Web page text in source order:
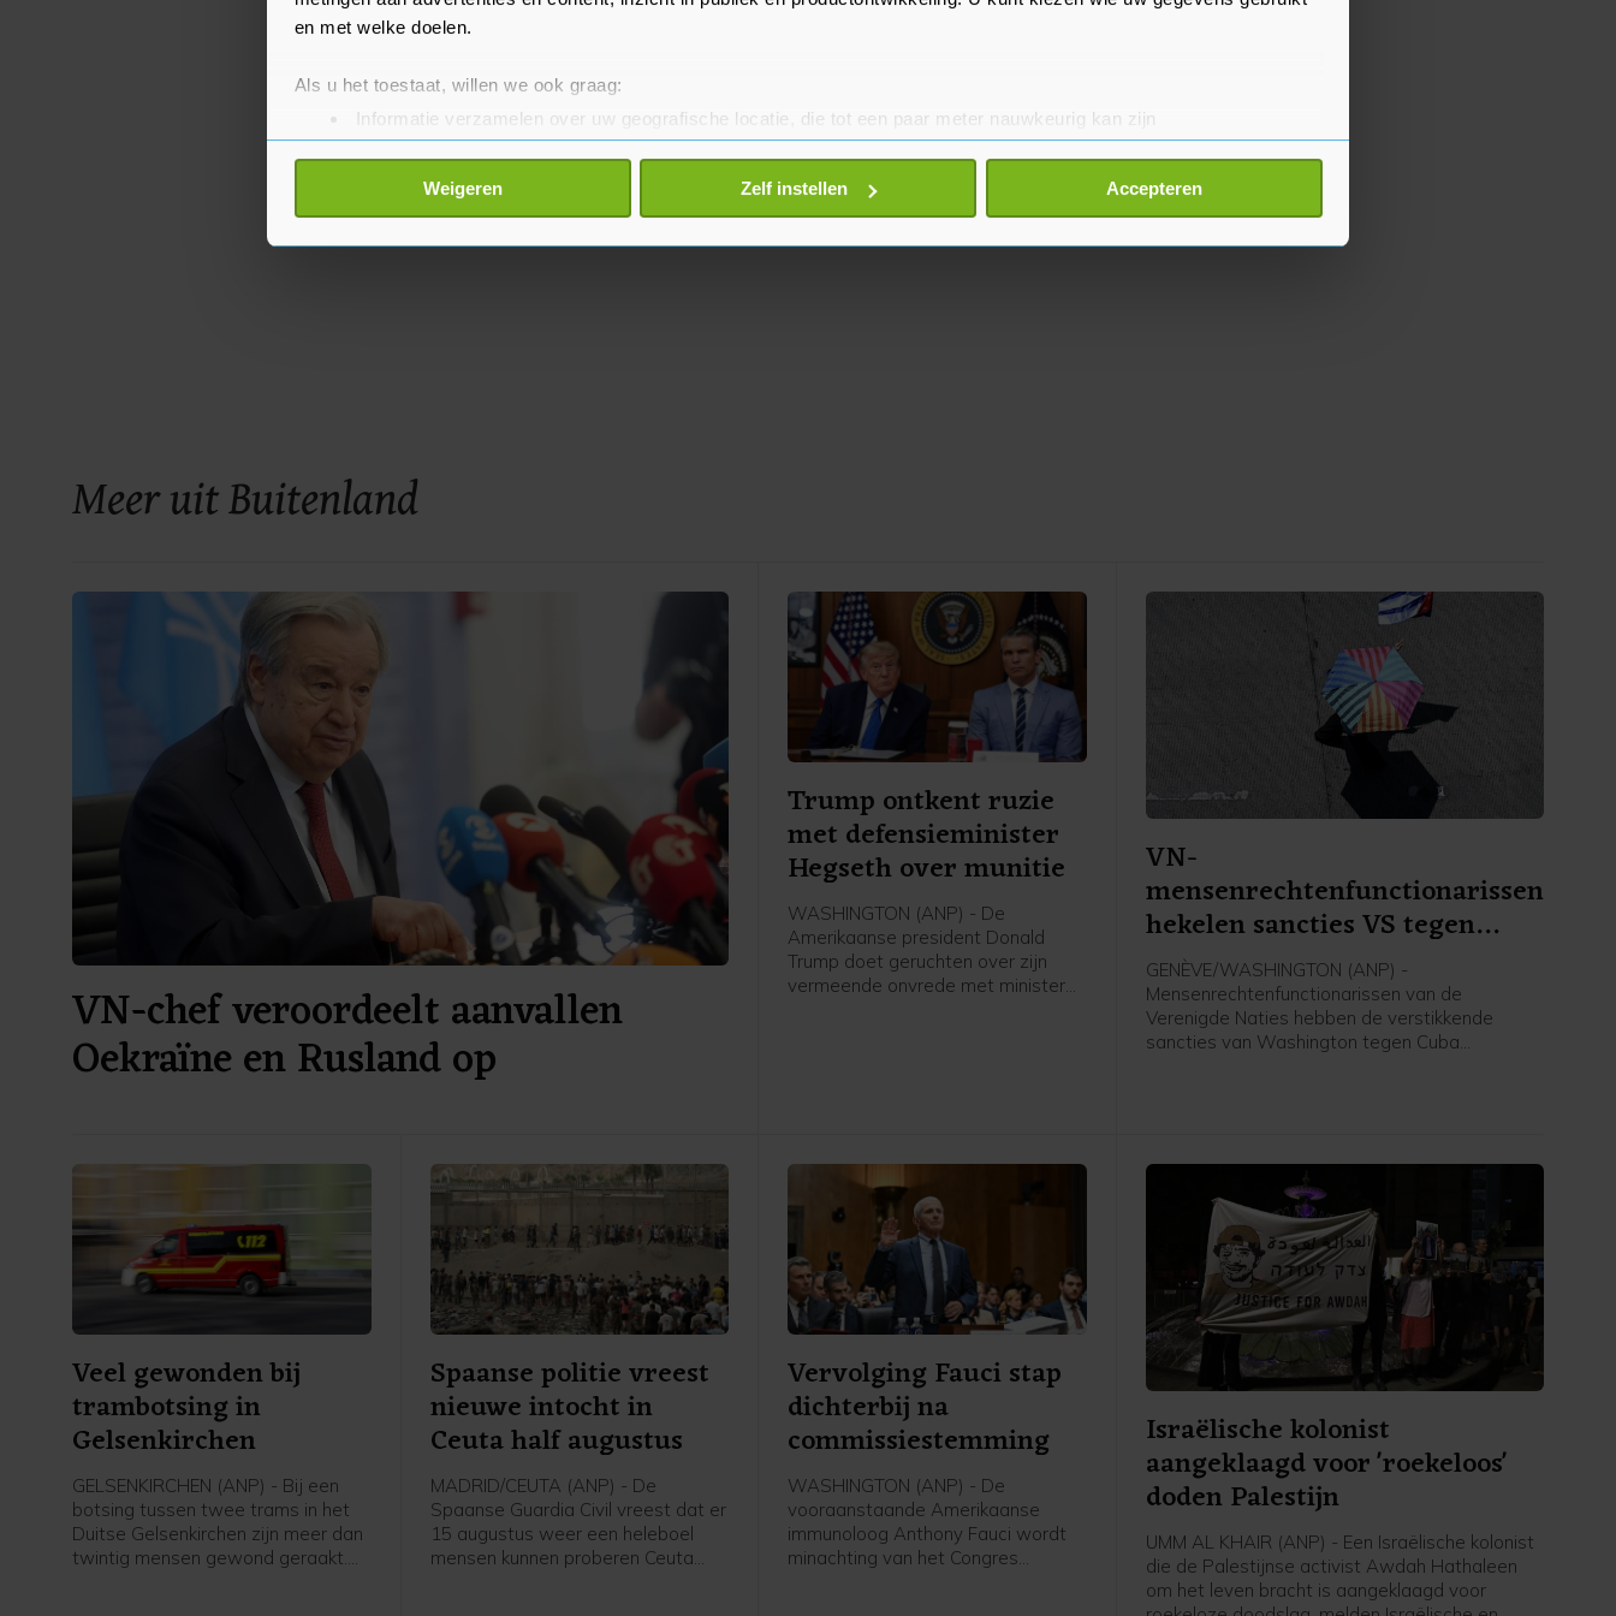
en met welke doelen.
Als u het toestaat, willen we ook graag:
Informatie verzamelen over uw geografische locatie, die tot een paar meter nauwkeurig kan zijn
Uw apparaat identificeren door het actief te scannen op specifieke eigenschappen (fingerprinting)
Lees meer over hoe uw persoonlijke gegevens worden verwerkt en stel uw voorkeuren in het
detailgedeelte
toestemming op elk moment wijzigen of intrekken in de Cookieverklaring.
Weigeren Zelf instellen Accepteren
Meer uit Buitenland
VN-chef veroordeelt aanvallen
Oekraïne en Rusland op
Trump ontkent ruzie
met defensieminister
Hegseth over munitie
WASHINGTON (ANP) - De
Amerikaanse president Donald
Trump doet geruchten over zijn
vermeende onvrede met minister
VN-
mensenrechtenfunctionarissen
hekelen sancties VS tegen
Cuba
GENÈVE/WASHINGTON (ANP) -
Mensenrechtenfunctionarissen van de
Verenigde Naties hebben de verstikkende
sancties van Washington tegen Cuba
Veel gewonden bij
trambotsing in
Gelsenkirchen
GELSENKIRCHEN (ANP) - Bij een
botsing tussen twee trams in het
Duitse Gelsenkirchen zijn meer dan
twintig mensen gewond geraakt.
Spaanse politie vreest
nieuwe intocht in
Ceuta half augustus
MADRID/CEUTA (ANP) - De
Spaanse Guardia Civil vreest dat er
15 augustus weer een heleboel
mensen kunnen proberen Ceuta
Vervolging Fauci stap
dichterbij na
commissiestemming
WASHINGTON (ANP) - De
vooraanstaande Amerikaanse
immunoloog Anthony Fauci wordt
minachting van het Congres
Israëlische kolonist
aangeklaagd voor 'roekeloos'
doden Palestijn
UMM AL KHAIR (ANP) - Een Israëlische kolonist
die de Palestijnse activist Awdah Hathaleen
om het leven bracht is aangeklaagd voor